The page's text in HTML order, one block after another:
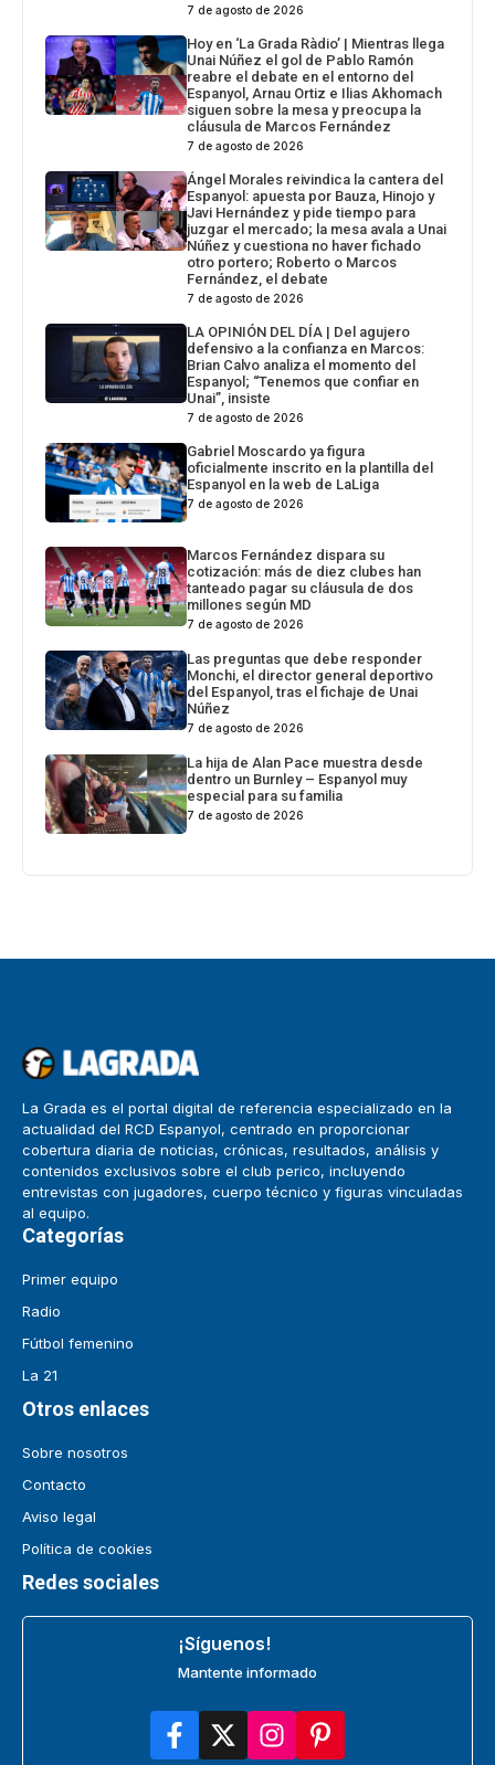
7 de agosto de 2026
Hoy en ‘La Grada Ràdio’ | Mientras llega
Unai Núñez el gol de Pablo Ramón
reabre el debate en el entorno del
Espanyol, Arnau Ortiz e Ilias Akhomach
siguen sobre la mesa y preocupa la
cláusula de Marcos Fernández
7 de agosto de 2026
Ángel Morales reivindica la cantera del
Espanyol: apuesta por Bauza, Hinojo y
Javi Hernández y pide tiempo para
juzgar el mercado; la mesa avala a Unai
Núñez y cuestiona no haver fichado
otro portero; Roberto o Marcos
Fernández, el debate
7 de agosto de 2026
LA OPINIÓN DEL DÍA | Del agujero
defensivo a la confianza en Marcos:
Brian Calvo analiza el momento del
Espanyol; “Tenemos que confiar en
Unai”, insiste
7 de agosto de 2026
Gabriel Moscardo ya figura
oficialmente inscrito en la plantilla del
Espanyol en la web de LaLiga
7 de agosto de 2026
Marcos Fernández dispara su
cotización: más de diez clubes han
tanteado pagar su cláusula de dos
millones según MD
7 de agosto de 2026
Las preguntas que debe responder
Monchi, el director general deportivo
del Espanyol, tras el fichaje de Unai
Núñez
7 de agosto de 2026
La hija de Alan Pace muestra desde
dentro un Burnley – Espanyol muy
especial para su familia
7 de agosto de 2026
La Grada es el portal digital de referencia especializado en la
actualidad del RCD Espanyol, centrado en proporcionar
cobertura diaria de noticias, crónicas, resultados, análisis y
contenidos exclusivos sobre el club perico, incluyendo
entrevistas con jugadores, cuerpo técnico y figuras vinculadas
al equipo.
Categorías
Primer equipo
Radio
Fútbol femenino
La 21
Otros enlaces
Sobre nosotros
Contacto
Aviso legal
Política de cookies
Redes sociales
¡Síguenos!
Mantente informado